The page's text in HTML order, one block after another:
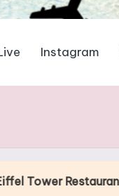
Instagram
– Las Vegas